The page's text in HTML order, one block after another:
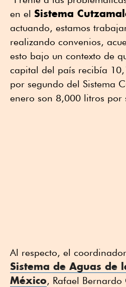
en el Sistema
actuando, estamos
realizando convenios,
esto bajo un contexto de
capital del país recibía
por segundo del Sistema
enero son 8,000 litros por
Al respecto, el
Sistema de Aguas de
México, Rafael Bernardo